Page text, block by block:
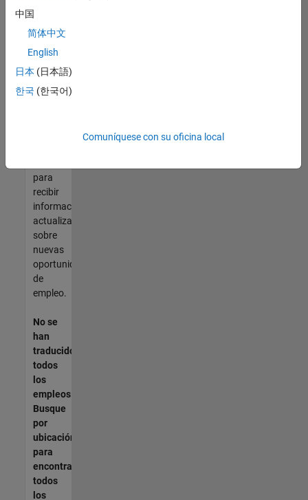
ninguna
vacante
que se
a sus
cualificaciones,
para
recibir
información
actualizada
sobre
nuevas
oportunidades
de
empleo.
No se
han
traducido
todos
los
empleos.
Busque
por
ubicación
para
encontrar
todos
los
中国
简体中文
English
日本 (日本語)
한국 (한국어)
Comuníquese con su oficina local